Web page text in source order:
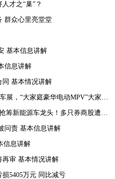
才之“巢”？
群众心里亮堂堂
基本信息讲解
信息讲解
同 基本情况讲解
家庭豪华电动MPV”大家7全球首秀亮相
能源车龙头！多只券商股遭资金抛弃
问责 基本信息讲解
信息讲解
再审 基本情况讲解
5405万元 同比减亏